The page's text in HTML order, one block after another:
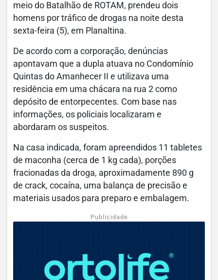
meio do Batalhão de ROTAM, prendeu dois
homens por tráfico de drogas na noite desta
sexta-feira (5), em Planaltina.
De acordo com a corporação, denúncias
apontavam que a dupla atuava no Condomínio
Quintas do Amanhecer II e utilizava uma
residência em uma chácara na rua 2 como
depósito de entorpecentes. Com base nas
informações, os policiais localizaram e
abordaram os suspeitos.
Na casa indicada, foram apreendidos 11 tabletes
de maconha (cerca de 1 kg cada), porções
fracionadas da droga, aproximadamente 890 g
de crack, cocaína, uma balança de precisão e
materiais usados para preparo e embalagem.
Publicidade